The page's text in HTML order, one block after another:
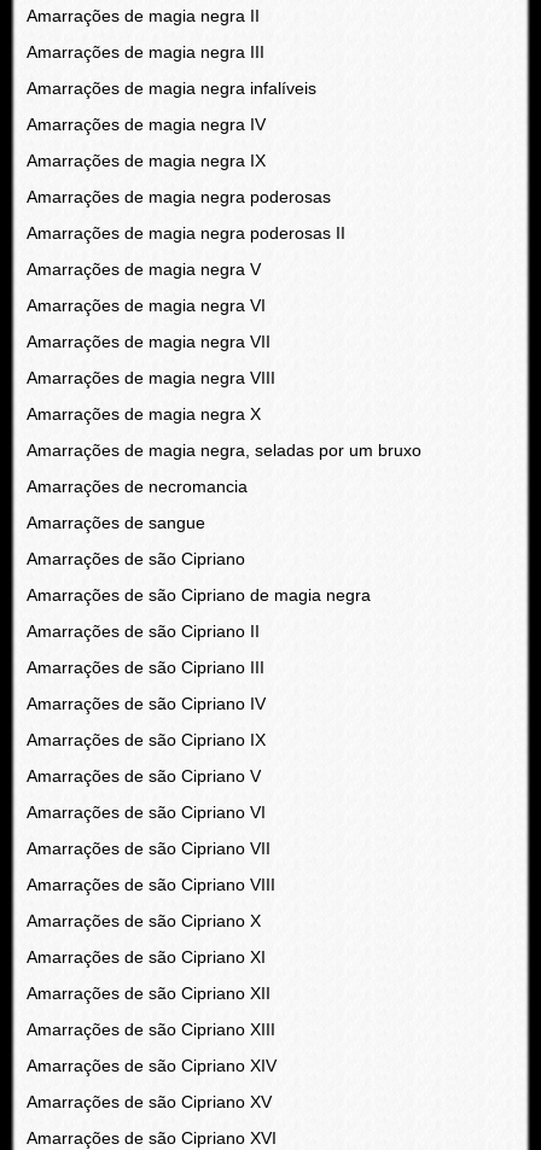
Amarrações de magia negra II
Amarrações de magia negra III
Amarrações de magia negra infalíveis
Amarrações de magia negra IV
Amarrações de magia negra IX
Amarrações de magia negra poderosas
Amarrações de magia negra poderosas II
Amarrações de magia negra V
Amarrações de magia negra VI
Amarrações de magia negra VII
Amarrações de magia negra VIII
Amarrações de magia negra X
Amarrações de magia negra, seladas por um bruxo
Amarrações de necromancia
Amarrações de sangue
Amarrações de são Cipriano
Amarrações de são Cipriano de magia negra
Amarrações de são Cipriano II
Amarrações de são Cipriano III
Amarrações de são Cipriano IV
Amarrações de são Cipriano IX
Amarrações de são Cipriano V
Amarrações de são Cipriano VI
Amarrações de são Cipriano VII
Amarrações de são Cipriano VIII
Amarrações de são Cipriano X
Amarrações de são Cipriano XI
Amarrações de são Cipriano XII
Amarrações de são Cipriano XIII
Amarrações de são Cipriano XIV
Amarrações de são Cipriano XV
Amarrações de são Cipriano XVI